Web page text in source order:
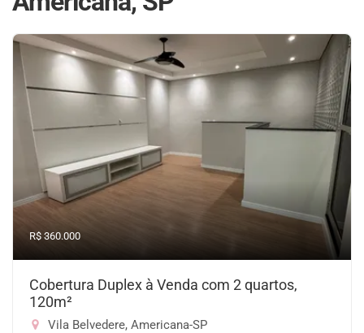
R$ 360.000
Cobertura Duplex à Venda com 2 quartos,
120m²
Vila Belvedere, Americana-SP